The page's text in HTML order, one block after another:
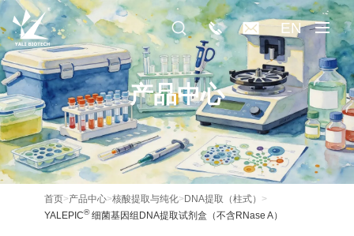
EN
产品中心
首页>产品中心>核酸提取与纯化> DNA提取（柱式） >
YALEPIC®细菌基因组DNA提取试剂盒（不含RNase A）